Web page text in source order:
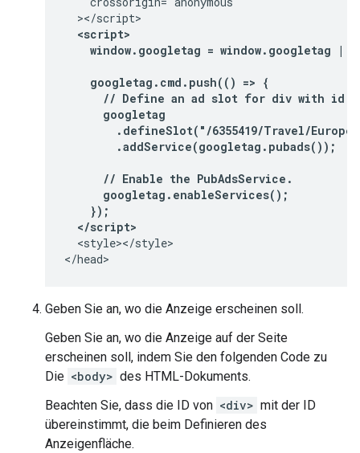
  <script>
window.googletag = window.googletag ||
    googletag.cmd.push(() => {
// Define an ad slot for div with id
      googletag
.defineSlot("/6355419/Travel/
        .addService(googletag.pubads());
      // Enable the PubAdsService.
      googletag.enableServices();
    });
  </script>
  <style></style>
</head>
Geben Sie an, wo die Anzeige erscheinen soll.
Geben Sie an, wo die Anzeige auf der Seite
erscheinen soll, indem Sie den folgenden Code zu
Die <body> des HTML-Dokuments.
Beachten Sie, dass die ID von <div> mit der ID
übereinstimmt, die beim Definieren des
Anzeigenfläche.